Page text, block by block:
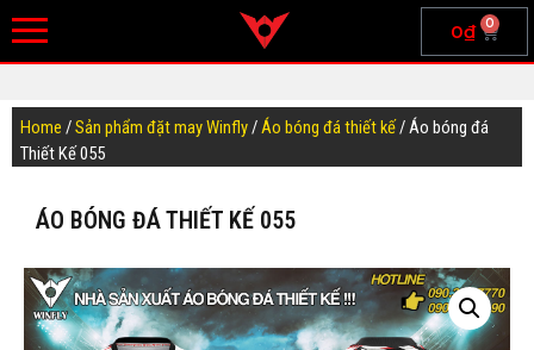
0₫ 0
Home /Sản phẩm đặt may Winfly/Áo bóng đá thiết kế/ Áo bóng đá
Thiết Kế 055
ÁO BÓNG ĐÁ THIẾT KẾ 055